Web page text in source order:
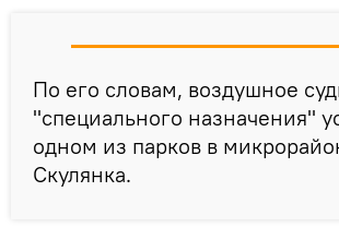
По его словам, воздушное
"специального назначения"
одном из парков в
Скулянка.